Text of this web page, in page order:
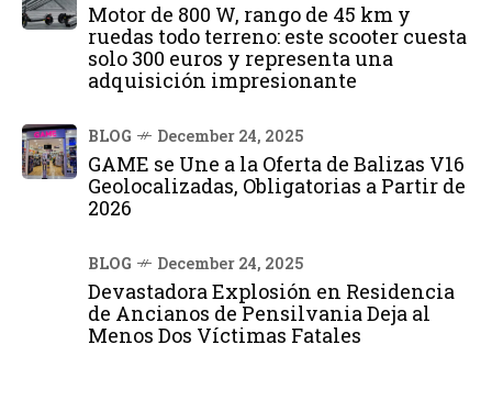
Motor de 800 W, rango de 45 km y
ruedas todo terreno: este scooter cuesta
solo 300 euros y representa una
adquisición impresionante
BLOG December 24, 2025
GAME se Une a la Oferta de Balizas V16
Geolocalizadas, Obligatorias a Partir de
2026
BLOG December 24, 2025
Devastadora Explosión en Residencia
de Ancianos de Pensilvania Deja al
Menos Dos Víctimas Fatales